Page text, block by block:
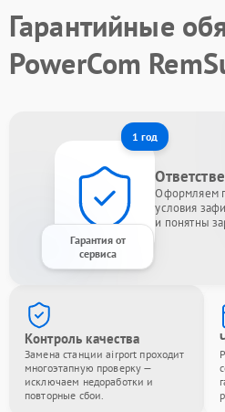
Гарантийные
PowerCom
1 год
Гарантия от
сервиса
Оформляем
условия
и понятны
Контроль качества
Замена станции airport проходит
многоэтапную проверку —
исключаем недоработки и
повторные сбои.